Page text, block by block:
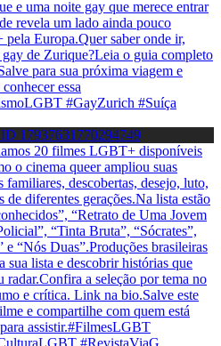
17937631770294749